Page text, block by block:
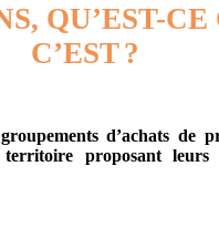
QU’EST-CE
C’EST?
d’achats de
proposant